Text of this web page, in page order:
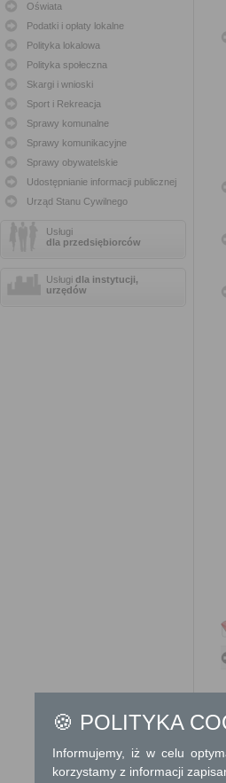
Oświata
Podatki i opłaty lokalne
Polityka lokalowa
Polityka społeczna
Skargi i wnioski
Sport i Rekreacja
Sprawy komunalne
Sprawy komunikacyjne
Sprawy obywatelskie
Udostępnianie informacji publicznej
Urząd Stanu Cywilnego
Usługi
dla przedsiębiorców
Usługi dla instytucji,
urzędów
🍪 POLITYKA
Informujemy, iż w celu
korzystamy z informacji